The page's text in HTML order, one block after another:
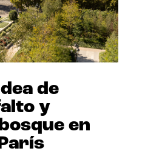
de
y
en